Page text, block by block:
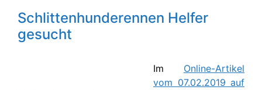
Schlittenhunderennen Helfer
gesucht
Im Online-Artikel
vom 07.02.2019 auf